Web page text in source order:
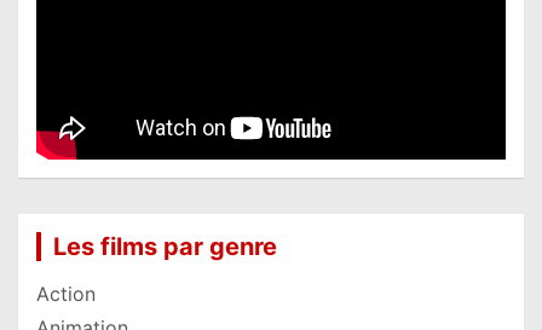
Les films par genre
Action